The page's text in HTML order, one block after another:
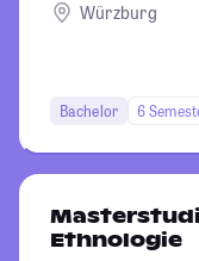
Würzburg
Bachelor 6
Ethnologie